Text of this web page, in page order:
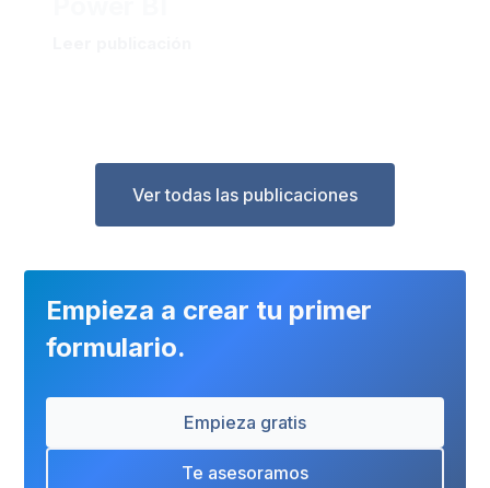
Ver todas las publicaciones
Empieza a crear tu primer
formulario.
Empieza gratis
Te asesoramos